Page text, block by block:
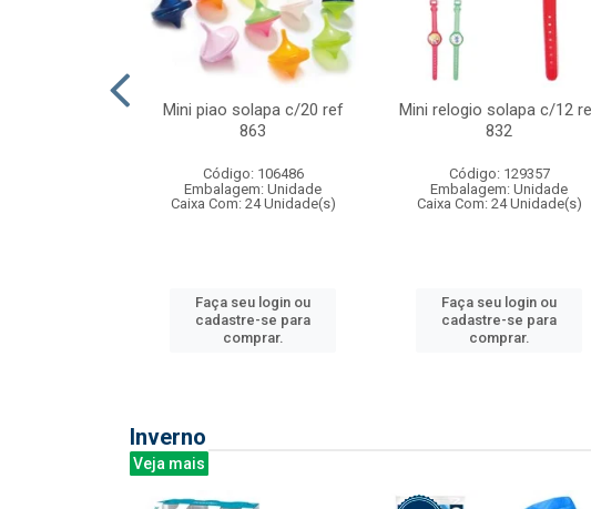
Mini piao solapa c/20 ref
863
Código: 106486
Embalagem: Unidade
Caixa Com: 24 Unidade(s)
Faça seu login ou
cadastre-se para
comprar.
Mini relogio solapa c/12
832
Código: 129357
Embalagem: Unidade
Caixa Com: 24 Unidade(s)
Faça seu login ou
cadastre-se para
comprar.
Inverno
Veja mais